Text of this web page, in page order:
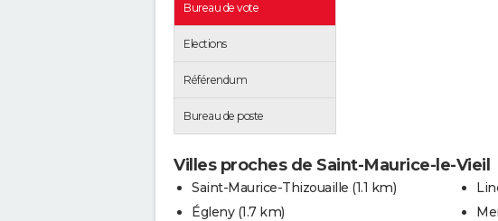
Bureau de vote
Elections
Référendum
Bureau de poste
Villes proches de Saint-Maurice-le-Vieil
Saint-Maurice-Thizouaille (1.1 km)
Égleny (1.7 km)